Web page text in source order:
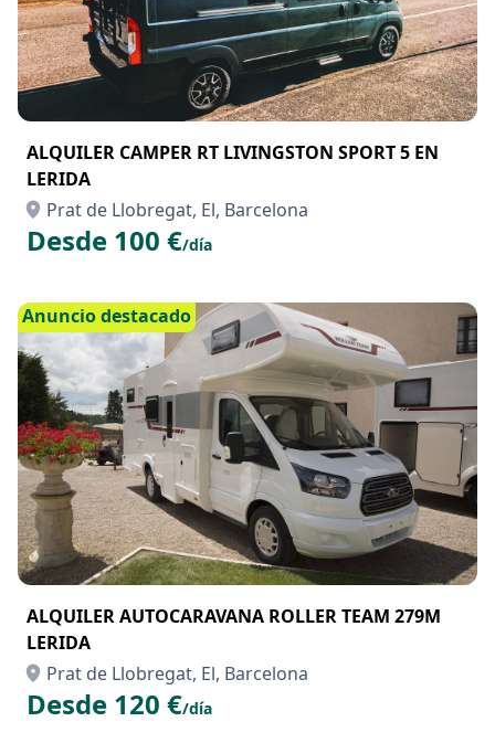
ALQUILER CAMPER RT LIVINGSTON SPORT 5 EN
LERIDA
Prat de Llobregat, El, Barcelona
Desde 100 €/día
Anuncio destacado
ALQUILER AUTOCARAVANA ROLLER TEAM 279M
LERIDA
Prat de Llobregat, El, Barcelona
Desde 120 €/día